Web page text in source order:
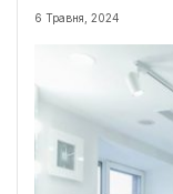
6 Травня, 2024